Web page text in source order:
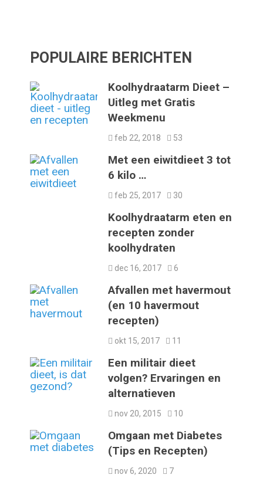
POPULAIRE BERICHTEN
Koolhydraatarm Dieet –
Uitleg met Gratis
Weekmenu
feb 22, 2018 53
Met een eiwitdieet 3 tot
6 kilo …
feb 25, 2017 30
Koolhydraatarm eten en
recepten zonder
koolhydraten
dec 16, 2017 6
Afvallen met havermout
(en 10 havermout
recepten)
okt 15, 2017 11
Een militair dieet
volgen? Ervaringen en
alternatieven
nov 20, 2015 10
Omgaan met Diabetes
(Tips en Recepten)
nov 6, 2020 7